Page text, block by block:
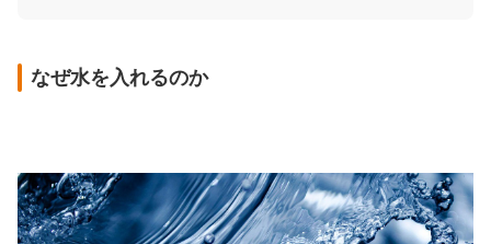
なぜ水を入れるのか